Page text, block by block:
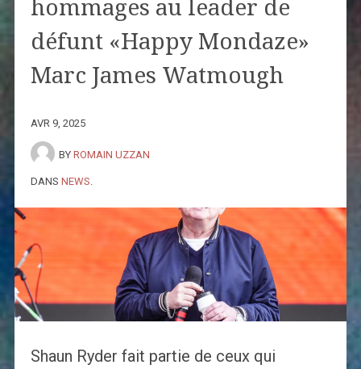
hommages au leader de
défunt «Happy Mondaze»
Marc James Watmough
AVR 9, 2025
BY ROMAIN UZZAN
DANS NEWS
Shaun Ryder fait partie de ceux qui